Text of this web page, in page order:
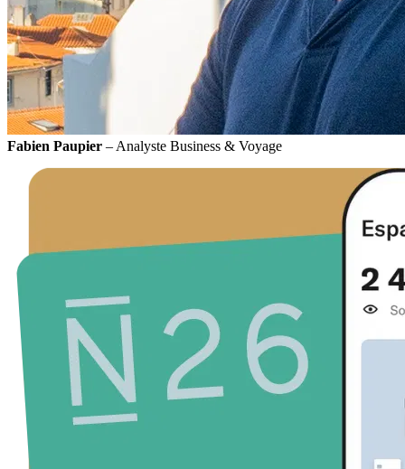
Fabien Paupier – Analyste Business & Voyage